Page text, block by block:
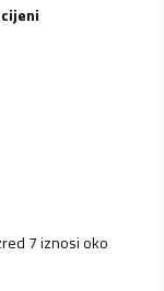
7 iznosi oko